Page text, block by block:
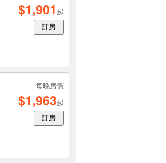
$1,901 起
訂房
每晚房價
$1,963起
訂房